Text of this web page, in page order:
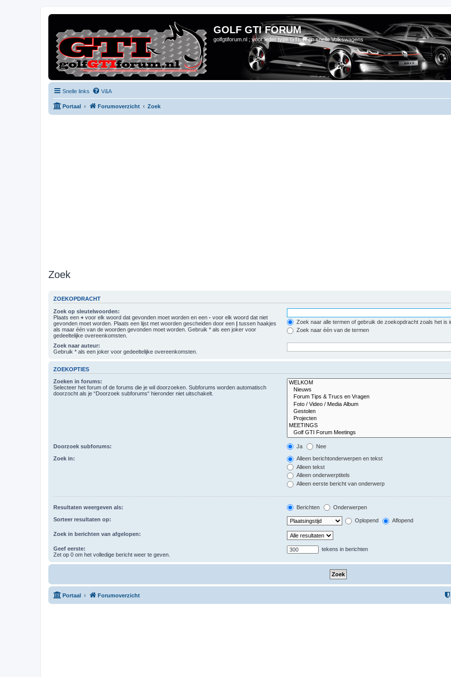
GOLF GTI FORUM
golfgtiforum.nl ; voor ieder type GTI, R en snelle Volkswagens
Snelle links V&A
Portaal Forumoverzicht Zoek
Zoek
ZOEKOPDRACHT
Zoek op sleutelwoorden:
Plaats een + voor elk woord dat gevonden moet worden en een - voor elk woord dat niet
gevonden moet worden. Plaats een lijst met woorden gescheiden door een | tussen haakjes
als maar één van de woorden gevonden moet worden. Gebruik * als een joker voor
gedeeltelijke overeenkomsten.
Zoek naar alle termen of gebruik de zoekopdracht zoals het is
Zoek naar één van de termen
Zoek naar auteur:
Gebruik * als een joker voor gedeeltelijke overeenkomsten.
ZOEKOPTIES
Zoeken in forums:
Selecteer het forum of de forums die je wil doorzoeken. Subforums worden automatisch
doorzocht als je “Doorzoek subforums“ hieronder niet uitschakelt.
Doorzoek subforums: Ja Nee
Zoek in:
Alleen berichtonderwerpen en tekst
Alleen tekst
Alleen onderwerptitels
Alleen eerste bericht van onderwerp
Resultaten weergeven als: Berichten Onderwerpen
Sorteer resultaten op: Oplopend Aflopend
Zoek in berichten van afgelopen:
Geef eerste:
Zet op 0 om het volledige bericht weer te geven.
tekens in berichten
Portaal Forumoverzicht